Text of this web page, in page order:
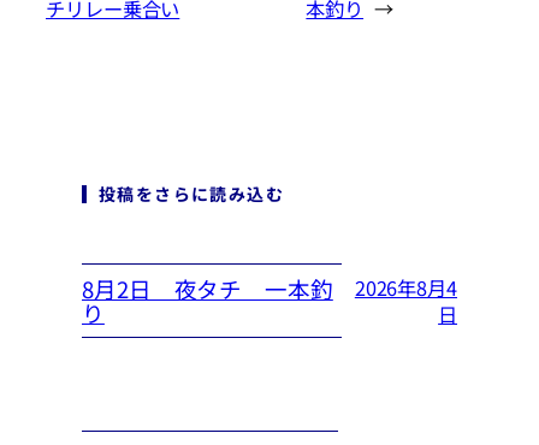
チリレー乗合い
本釣り →
投稿をさらに読み込む
8月2日 夜タチ 一本釣
り
2026年8月4
日